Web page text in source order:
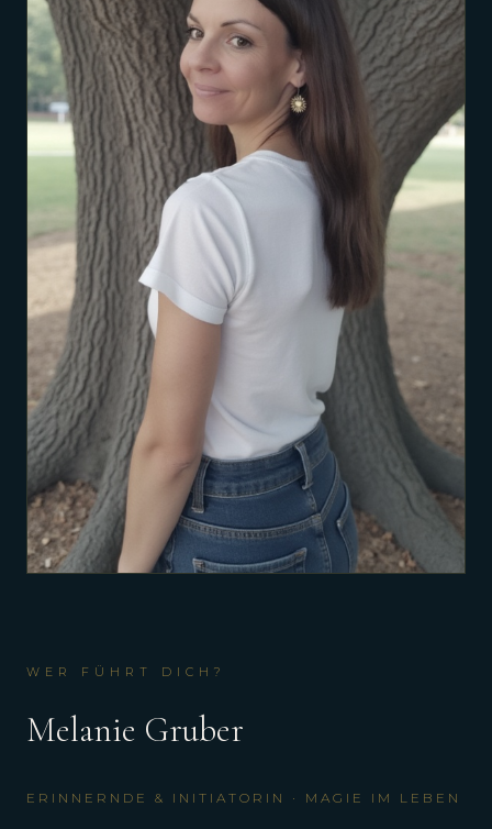
WER FÜHRT DICH?
Melanie Gruber
ERINNERNDE & INITIATORIN · MAGIE IM LEBEN